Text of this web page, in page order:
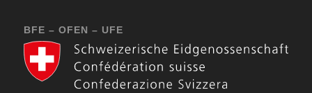
BFE – OFEN – UFE